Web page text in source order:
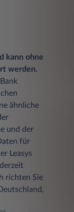
kann ohne
werden.
ähnliche
und der
für
Leasys
richten Sie